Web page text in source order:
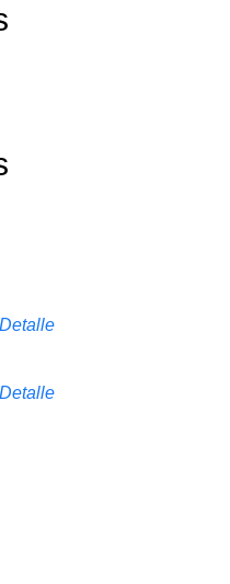
Detalle
Detalle